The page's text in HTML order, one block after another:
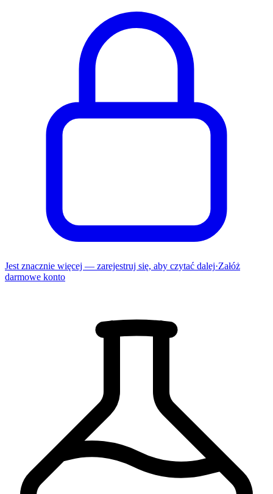
Jest znacznie więcej — zarejestruj się, aby czytać dalej·Załóż
darmowe konto